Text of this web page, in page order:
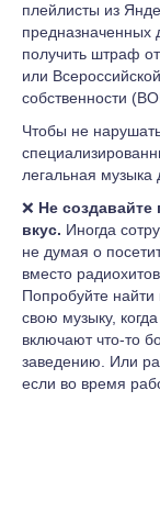
плейлисты из
предназначенных
получить штраф
или
собственности
Чтобы не
легальная музыка
❌ Не создавайте
вкус. Иногда
не думая о
вместо
Попробуйте
свою музыку,
включают что-то
заведению. Или
если во время